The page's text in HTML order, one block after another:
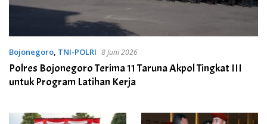
Bojonegoro, TNI-POLRI 8 Juni 2026
Polres Bojonegoro Terima 11 Taruna Akpol Tingkat III
untuk Program Latihan Kerja